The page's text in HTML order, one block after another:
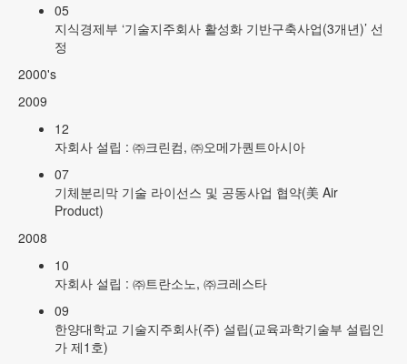
05
지식경제부 ‘기술지주회사 활성화 기반구축사업(3개년)’ 선
정
2000's
2009
12
자회사 설립 : ㈜크린컴, ㈜오메가퀀트아시아
07
기체분리막 기술 라이선스 및 공동사업 협약(美 Air
Product)
2008
10
자회사 설립 : ㈜트란소노, ㈜크레스타
09
한양대학교 기술지주회사(주) 설립(교육과학기술부 설립인
가 제1호)